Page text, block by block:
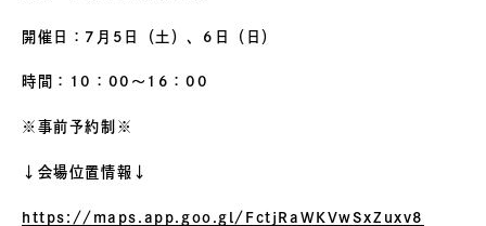
開催日：7月5日（土）、6日（日）
時間：10：00～16：00
※事前予約制※
↓会場位置情報↓
https://maps.app.goo.gl/FctjRaWKVwSxZuxv8